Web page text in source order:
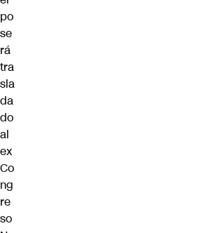
po
se
rá
tra
sla
da
do
al
ex
Co
ng
re
so